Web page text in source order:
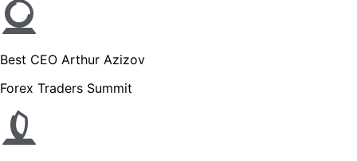
Best CEO Arthur Azizov
Forex Traders Summit